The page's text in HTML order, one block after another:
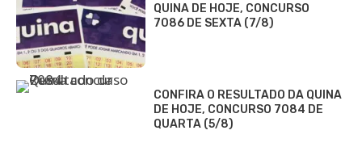
QUINA DE HOJE, CONCURSO
7086 DE SEXTA (7/8)
CONFIRA O RESULTADO DA QUINA
DE HOJE, CONCURSO 7084 DE
QUARTA (5/8)